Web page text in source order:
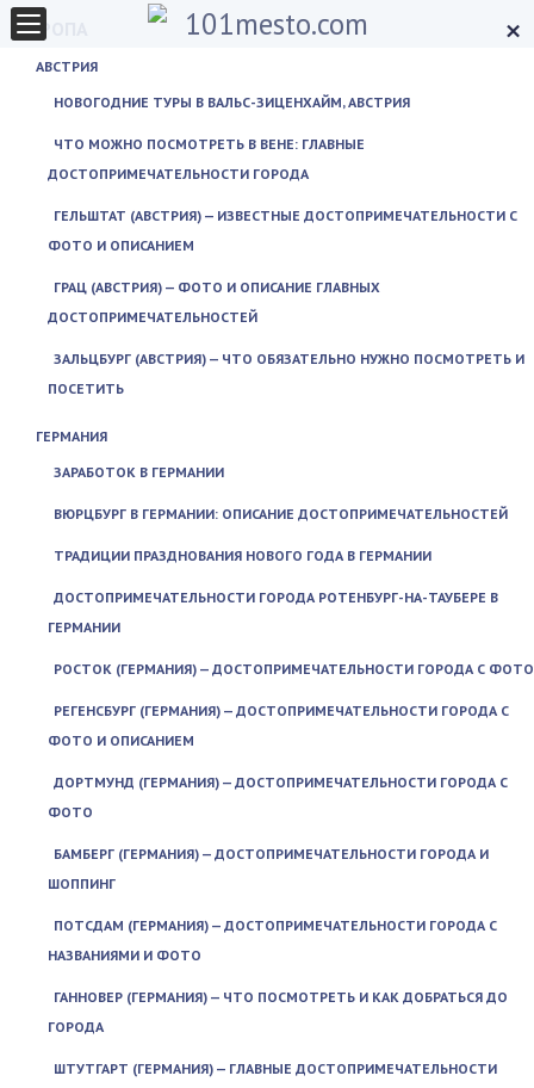
×
ЕВРОПА
АВСТРИЯ
НОВОГОДНИЕ ТУРЫ В ВАЛЬС-ЗИЦЕНХАЙМ, АВСТРИЯ
ЧТО МОЖНО ПОСМОТРЕТЬ В ВЕНЕ: ГЛАВНЫЕ
ДОСТОПРИМЕЧАТЕЛЬНОСТИ ГОРОДА
ГЕЛЬШТАТ (АВСТРИЯ) — ИЗВЕСТНЫЕ ДОСТОПРИМЕЧАТЕЛЬНОСТИ С
ФОТО И ОПИСАНИЕМ
ГРАЦ (АВСТРИЯ) — ФОТО И ОПИСАНИЕ ГЛАВНЫХ
ДОСТОПРИМЕЧАТЕЛЬНОСТЕЙ
ЗАЛЬЦБУРГ (АВСТРИЯ) — ЧТО ОБЯЗАТЕЛЬНО НУЖНО ПОСМОТРЕТЬ И
ПОСЕТИТЬ
ГЕРМАНИЯ
ЗАРАБОТОК В ГЕРМАНИИ
ВЮРЦБУРГ В ГЕРМАНИИ: ОПИСАНИЕ ДОСТОПРИМЕЧАТЕЛЬНОСТЕЙ
ТРАДИЦИИ ПРАЗДНОВАНИЯ НОВОГО ГОДА В ГЕРМАНИИ
ДОСТОПРИМЕЧАТЕЛЬНОСТИ ГОРОДА РОТЕНБУРГ-НА-ТАУБЕРЕ В
ГЕРМАНИИ
РОСТОК (ГЕРМАНИЯ) — ДОСТОПРИМЕЧАТЕЛЬНОСТИ ГОРОДА С ФОТО
РЕГЕНСБУРГ (ГЕРМАНИЯ) — ДОСТОПРИМЕЧАТЕЛЬНОСТИ ГОРОДА С
ФОТО И ОПИСАНИЕМ
ДОРТМУНД (ГЕРМАНИЯ) — ДОСТОПРИМЕЧАТЕЛЬНОСТИ ГОРОДА С
ФОТО
БАМБЕРГ (ГЕРМАНИЯ) — ДОСТОПРИМЕЧАТЕЛЬНОСТИ ГОРОДА И
ШОППИНГ
ПОТСДАМ (ГЕРМАНИЯ) — ДОСТОПРИМЕЧАТЕЛЬНОСТИ ГОРОДА С
НАЗВАНИЯМИ И ФОТО
ГАННОВЕР (ГЕРМАНИЯ) — ЧТО ПОСМОТРЕТЬ И КАК ДОБРАТЬСЯ ДО
ГОРОДА
ШТУТГАРТ (ГЕРМАНИЯ) — ГЛАВНЫЕ ДОСТОПРИМЕЧАТЕЛЬНОСТИ